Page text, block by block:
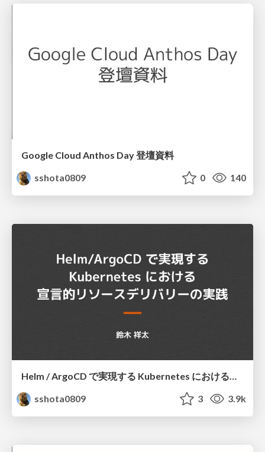
Google Cloud Anthos Day 登壇資料
sshota0809
0 140
sshota0809
3 3.9k